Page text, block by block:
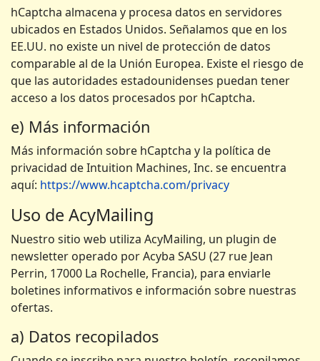
hCaptcha almacena y procesa datos en servidores
ubicados en Estados Unidos. Señalamos que en los
EE.UU. no existe un nivel de protección de datos
comparable al de la Unión Europea. Existe el riesgo de
que las autoridades estadounidenses puedan tener
acceso a los datos procesados por hCaptcha.
e) Más información
Más información sobre hCaptcha y la política de
privacidad de Intuition Machines, Inc. se encuentra
aquí: https://www.hcaptcha.com/privacy
Uso de AcyMailing
Nuestro sitio web utiliza AcyMailing, un plugin de
newsletter operado por Acyba SASU (27 rue Jean
Perrin, 17000 La Rochelle, Francia), para enviarle
boletines informativos e información sobre nuestras
ofertas.
a) Datos recopilados